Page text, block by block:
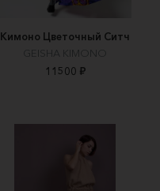
Кимоно Цветочный Ситч
GEISHA KIMONO
11500 ₽